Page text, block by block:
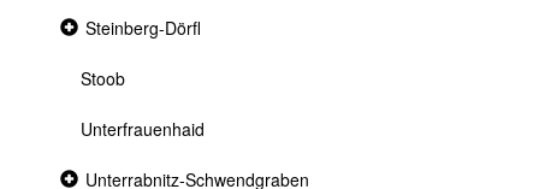
Collapsed
Steinberg-Dörfl
Stoob
Unterfrauenhaid
Collapsed
Unterrabnitz-Schwendgraben